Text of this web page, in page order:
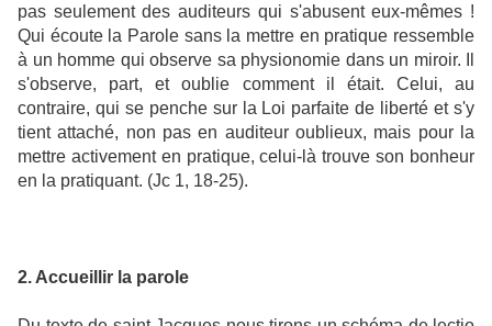
pas seulement des auditeurs qui s'abusent eux-mêmes !
Qui écoute la Parole sans la mettre en pratique ressemble
à un homme qui observe sa physionomie dans un miroir. Il
s'observe, part, et oublie comment il était. Celui, au
contraire, qui se penche sur la Loi parfaite de liberté et s'y
tient attaché, non pas en auditeur oublieux, mais pour la
mettre activement en pratique, celui-là trouve son bonheur
en la pratiquant. (Jc 1, 18-25).
2. Accueillir la parole